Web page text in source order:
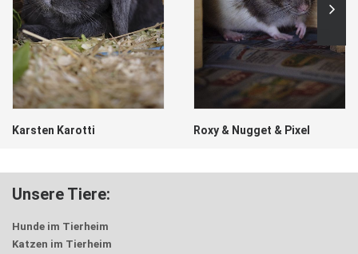
Karsten Karotti Roxy & Nugget & Pixel
Unsere Tiere:
Hunde im Tierheim
Katzen im Tierheim